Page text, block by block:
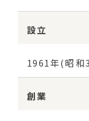
設立
1961年(昭和
創業